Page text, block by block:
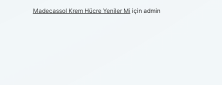
Madecassol Krem Hücre Yeniler Mi için admin